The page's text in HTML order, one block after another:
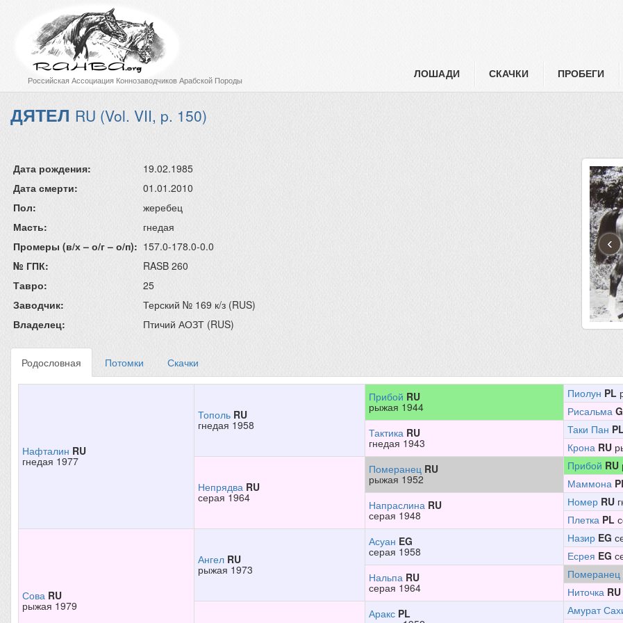
Российская Ассоциация Коннозаводчиков Арабской Породы
ЛОШАДИ СКАЧКИ ПРОБЕГИ
ДЯТЕЛ RU (Vol. VII, p. 150)
Дата рождения:
19.02.1985
Дата смерти:
01.01.2010
Пол:
жеребец
Масть:
гнедая
Промеры (в/х – о/г – о/п): 157.0-178.0-0.0
№ ГПК:
RASB 260
Тавро:
25
Заводчик:
Терский № 169 к/з (RUS)
Владелец:
Птичий АОЗТ (RUS)
‹
Родословная Потомки Скачки
Нафталин RU
гнедая 1977
Тополь RU
гнедая 1958
Прибой RU
рыжая 1944
Пиолун PL
Рисальма
Тактика RU
гнедая 1943
Таки Пан PL
Крона RU
Непрядва RU
серая 1964
Померанец RU
рыжая 1952
Прибой RU
Маммона
Напраслина RU
серая 1948
Номер RU
Плетка PL
Сова RU
рыжая 1979
Ангел RU
рыжая 1973
Асуан EG
серая 1958
Назир EG
Есрея EG
Нальпа RU
серая 1964
Померанец
Ниточка RU
Аракс PL Амурат